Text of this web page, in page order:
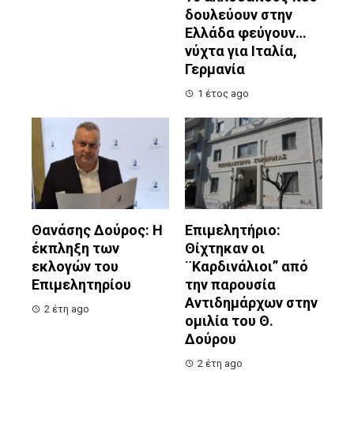
δουλεύουν στην
Ελλάδα φεύγουν…
νύχτα για Ιταλία,
Γερμανία
1 έτος ago
Θανάσης Δούρος: Η
έκπληξη των
εκλογών του
Επιμελητηρίου
2 έτη ago
Επιμελητήριο:
Θίχτηκαν οι
¨Καρδινάλιοι” από
την παρουσία
Αντιδημάρχων στην
ομιλία του Θ.
Δούρου
2 έτη ago